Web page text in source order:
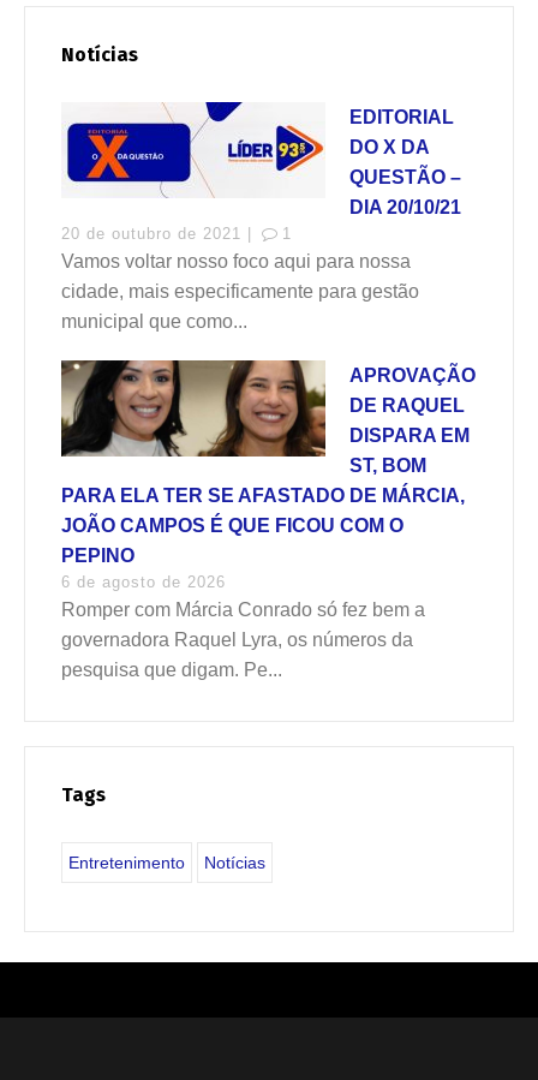
Notícias
EDITORIAL
DO X DA
QUESTÃO –
DIA 20/10/21
20 de outubro de 2021 | 1
Vamos voltar nosso foco aqui para nossa
cidade, mais especificamente para gestão
municipal que como...
APROVAÇÃO
DE RAQUEL
DISPARA EM
ST, BOM
PARA ELA TER SE AFASTADO DE MÁRCIA,
JOÃO CAMPOS É QUE FICOU COM O
PEPINO
6 de agosto de 2026
Romper com Márcia Conrado só fez bem a
governadora Raquel Lyra, os números da
pesquisa que digam. Pe...
Tags
Entretenimento Notícias